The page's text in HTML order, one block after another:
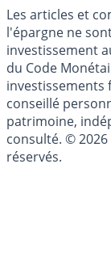
Cookies
Les articles et
l'épargne ne
investissement
du Code
investissements
conseillé
patrimoine,